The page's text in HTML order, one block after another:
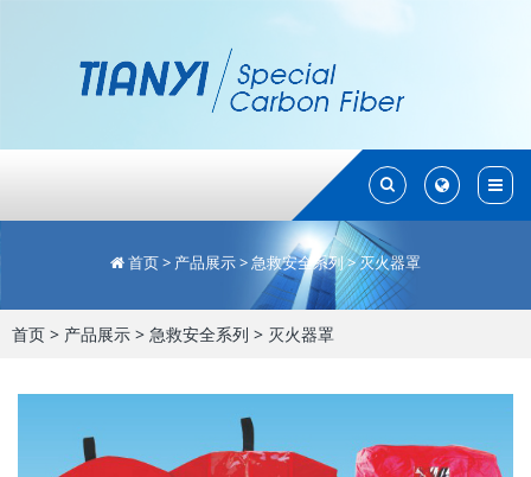
Toggle
Search
Toggle
Search
首页> 产品展示>急救安全系列>灭火器罩
首页 > 产品展示 > 急救安全系列 > 灭火器罩